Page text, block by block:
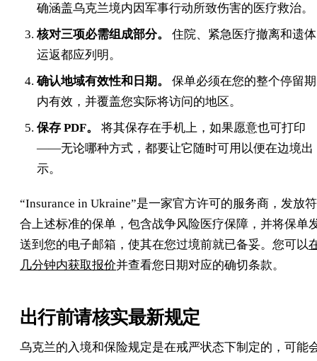
确涵盖乌克兰境内因军事行动所致伤害的医疗救治。
核对三项必需组成部分。
住院、紧急医疗撤离和遗体
运返都应列明。
确认地域有效性和日期。
保单必须在您的整个停留期
内有效，并覆盖您实际将访问的地区。
保存 PDF。
将其保存在手机上，如果愿意也可打印
——无论哪种方式，都要让它随时可用以便在边境出
示。
“Insurance in Ukraine”是一家官方许可的服务商，发放符
合上述标准的保单，包含战争风险医疗保障，并将保单
送到您的电子邮箱，使其在您过境前就已备妥。您可以
几分钟内获取报价并查看您日期对应的确切条款。
出行前请核实最新规定
乌克兰的入境和保险规定是在戒严状态下制定的，可能